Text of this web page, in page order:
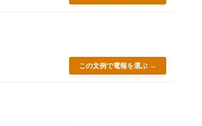
この文例で電報を選ぶ →